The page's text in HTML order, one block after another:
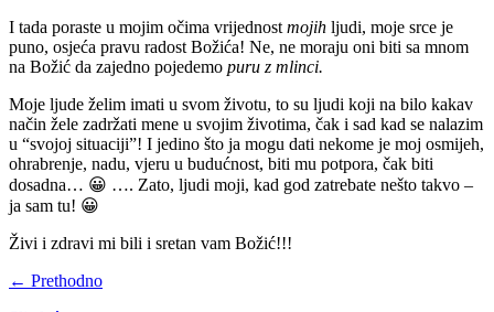
I tada poraste u mojim očima vrijednost mojih ljudi, moje srce je
puno, osjeća pravu radost Božića! Ne, ne moraju oni biti sa mnom
na Božić da zajedno pojedemo puru z mlinci.
Moje ljude želim imati u svom životu, to su ljudi koji na bilo kakav
način žele zadržati mene u svojim životima, čak i sad kad se nalazim
u “svojoj situaciji”! I jedino što ja mogu dati nekome je moj osmijeh,
ohrabrenje, nadu, vjeru u budućnost, biti mu potpora, čak biti
dosadna… 😀 …. Zato, ljudi moji, kad god zatrebate nešto takvo –
ja sam tu! 😀
Živi i zdravi mi bili i sretan vam Božić!!!
← Prethodno